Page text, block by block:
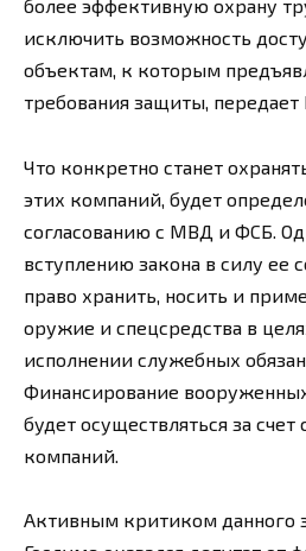
более эффективную охрану
исключить возможность
объектам, к которым
требования защиты,
Что конкретно станет
этих компаний, будет
согласованию с МВД и ФСБ.
вступлению закона в силу ее
право хранить, носить и
оружие и спецсредства в
исполнении служебных
Финансирование
будет осуществляться за счет
компаний.
Активным критиком данного